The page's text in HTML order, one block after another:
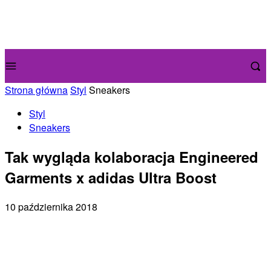
Strona głównaStyl Sneakers
Styl
Sneakers
Tak wygląda kolaboracja Engineered
Garments x adidas Ultra Boost
10 października 2018